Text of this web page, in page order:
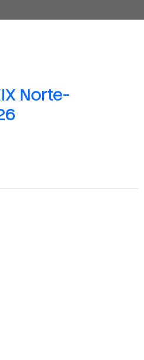
Norte-